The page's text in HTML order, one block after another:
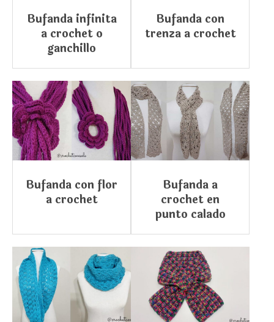
Bufanda infinita
a crochet o
ganchillo
Bufanda con
trenza a crochet
Bufanda con flor
a crochet
Bufanda a
crochet en
punto calado